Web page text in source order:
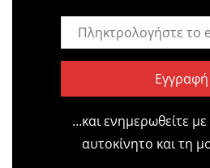
Εγγραφή
…και ενημερωθείτε
αυτοκίνητο και τη